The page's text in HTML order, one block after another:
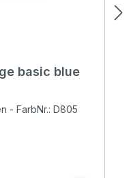
5 von 5 Sternen
basic blue
- FarbNr.: D805